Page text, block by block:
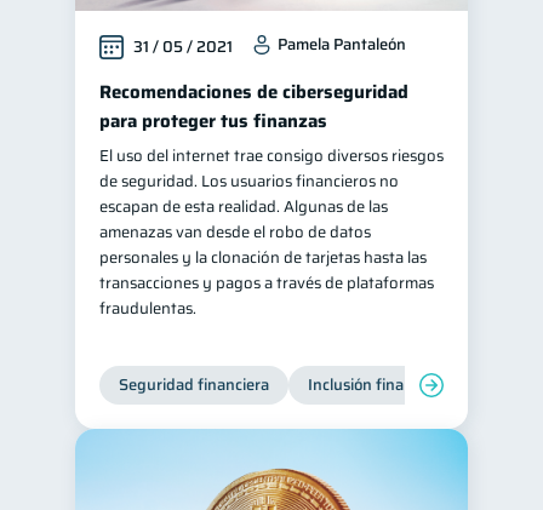
31 / 05 / 2021 Pamela Pantaleón
Recomendaciones de ciberseguridad
para proteger tus finanzas
El uso del internet trae consigo diversos riesgos
de seguridad. Los usuarios financieros no
escapan de esta realidad. Algunas de las
amenazas van desde el robo de datos
personales y la clonación de tarjetas hasta las
transacciones y pagos a través de plataformas
fraudulentas.
Seguridad financiera Inclusión financiera